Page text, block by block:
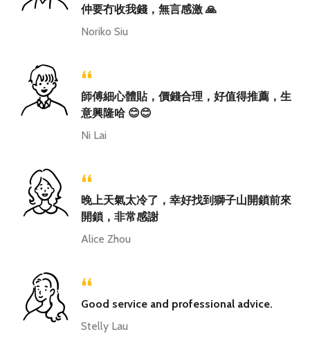
仲要冇收我錢，無言感激 🙏
Noriko Siu
“
師傅細心體貼，價錢合理，好值得推薦，生
意興隆哈 😊😊
Ni Lai
“
晚上天氣太冷了，幸好找到獅子山開鎖前來
開鎖，非常感謝
Alice Zhou
“
Good service and professional advice.
Stelly Lau